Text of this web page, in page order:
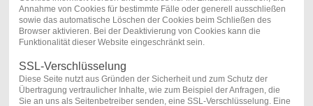
Annahme von Cookies für bestimmte Fälle oder generell ausschließen
sowie das automatische Löschen der Cookies beim Schließen des
Browser aktivieren. Bei der Deaktivierung von Cookies kann die
Funktionalität dieser Website eingeschränkt sein.
SSL-Verschlüsselung
Diese Seite nutzt aus Gründen der Sicherheit und zum Schutz der
Übertragung vertraulicher Inhalte, wie zum Beispiel der Anfragen, die
Sie an uns als Seitenbetreiber senden, eine SSL-Verschlüsselung. Eine